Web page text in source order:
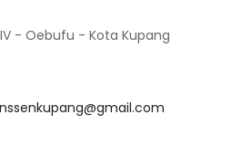
- Oebufu - Kota Kupang